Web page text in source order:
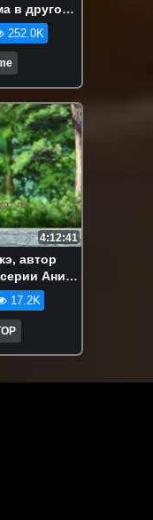
в другом
252.0K
4:12:41
автор
Аниме
17.2K